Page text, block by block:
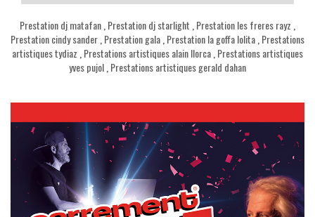
Prestation dj matafan Prestation dj starlight Prestation les freres rayz
Prestation cindy sander Prestation gala Prestation la goffa lolita Prestations
artistiques tydiaz Prestations artistiques alain llorca Prestations artistiques
yves pujol Prestations artistiques gerald dahan